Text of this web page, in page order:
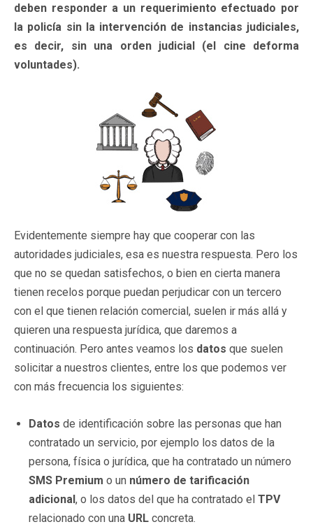
deben responder a un requerimiento efectuado por
la policía sin la intervención de instancias judiciales,
es decir, sin una orden judicial (el cine deforma
voluntades).
Evidentemente siempre hay que cooperar con las
autoridades judiciales, esa es nuestra respuesta. Pero los
que no se quedan satisfechos, o bien en cierta manera
tienen recelos porque puedan perjudicar con un tercero
con el que tienen relación comercial, suelen ir más allá y
quieren una respuesta jurídica, que daremos a
continuación. Pero antes veamos los datos que suelen
solicitar a nuestros clientes, entre los que podemos ver
con más frecuencia los siguientes:
Datos de identificación sobre las personas que han
contratado un servicio, por ejemplo los datos de la
persona, física o jurídica, que ha contratado un número
SMS Premium o un número de tarificación
adicional, o los datos del que ha contratado el TPV
relacionado con una URL concreta.